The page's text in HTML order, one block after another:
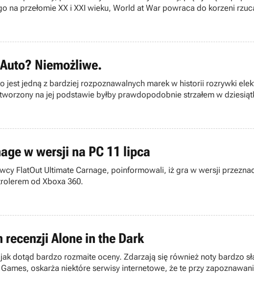
na przełomie XX i XXI wieku, World at War powraca do korzeni
Niemożliwe.
jest jedną z bardziej rozpoznawalnych marek w historii rozrywki
na jej podstawie byłby prawdopodobnie strzałem w
w wersji na PC 11 lipca
FlatOut Ultimate Carnage, poinformowali, iż gra w wersji
od Xboxa 360.
recenzji Alone in the Dark
dotąd bardzo rozmaite oceny. Zdarzają się również noty bardzo
oskarża niektóre serwisy internetowe, że te przy